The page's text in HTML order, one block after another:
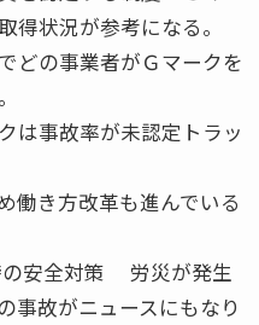
得状況が参考になる。
どの事業者がＧマークを
は事故率が未認定トラッ
働き方改革も進んでいる
安全対策 労災が発生
事故がニュースにもなり